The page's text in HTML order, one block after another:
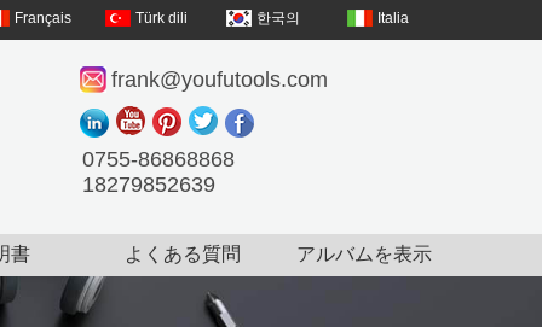
Français Türk dili 한국의 Italia
frank@youfutools.com
0755-86868868
18279852639
書 よくある質問 アルバムを表示